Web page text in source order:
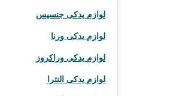
لوازم یدکی جنسیس
لوازم یدکی ورنا
لوازم یدکی وراکروز
لوازم یدکی النترا